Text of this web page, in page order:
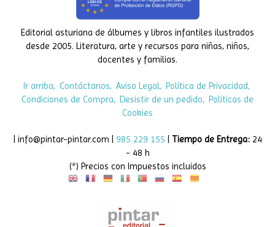
Editorial asturiana de álbumes y libros infantiles ilustrados
desde 2005. Literatura, arte y recursos para niñas, niños,
docentes y familias.
Ir arriba Contáctanos Aviso Legal Política de Privacidad
Condiciones de Compra
Desistir de un pedido
Políticas de
Cookies
| info@pintar-pintar.com | 985 229 155 Tiempo de Entrega: 24
- 48 h
(*) Precios con Impuestos incluidos